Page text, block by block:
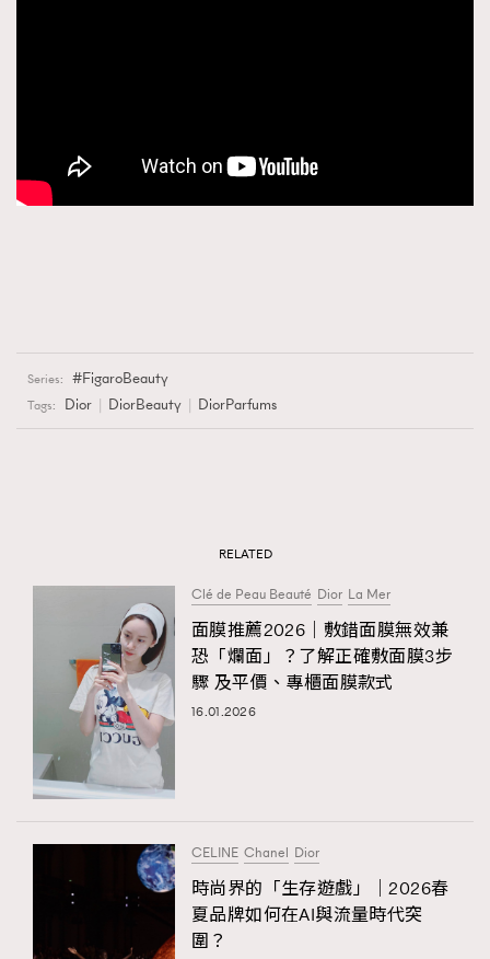
Series: FigaroBeauty
Tags: Dior DiorBeauty DiorParfums
RELATED
Clé de Peau Beauté Dior La Mer
面膜推薦2026｜敷錯面膜無效兼
恐「爛面」？了解正確敷面膜3步
驟 及平價、專櫃面膜款式
16.01.2026
CELINE Chanel Dior
時尚界的「生存遊戲」｜2026春
夏品牌如何在AI與流量時代突
圍？